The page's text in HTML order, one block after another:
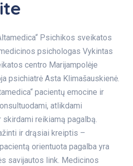
Psichikos sveikatos
psichologas Vykintas
centro Marijampolėje
psichiatrė Asta Klimašauskienė.
pacientų emocine ir
atlikdami
reikiamą pagalbą.
ir drąsiai kreiptis –
orientuota pagalba yra
savijautos link. Medicinos